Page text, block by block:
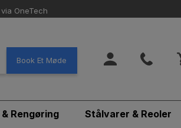
OneTech
Book Et Møde
Rengøring Stålvarer & Reoler